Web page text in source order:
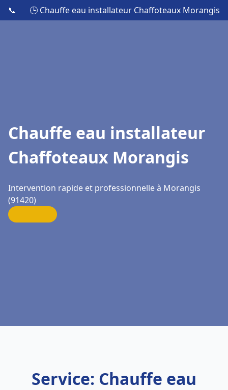
📞 🕒 Chauffe eau installateur Chaffoteaux Morangis
Chauffe eau installateur
Chaffoteaux Morangis
Intervention rapide et professionnelle à Morangis
(91420)
Service: Chauffe eau